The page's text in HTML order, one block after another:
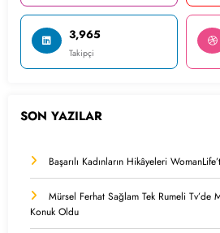
3,965
Takipçi
SON YAZILAR
Başarılı Kadınların Hikâyeleri
Mürsel Ferhat Sağlam Tek Rumeli Tv’de
Konuk Oldu